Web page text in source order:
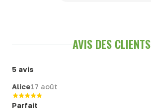
AVIS DES CLIENTS
5 avis
Alice17 août
Parfait